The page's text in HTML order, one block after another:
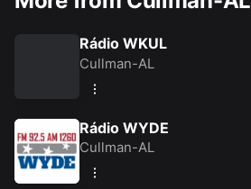
Rádio WKUL
Cullman-AL
Rádio WYDE
Cullman-AL